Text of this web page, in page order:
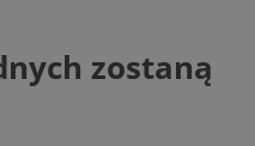
zostaną